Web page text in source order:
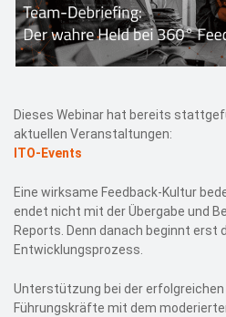
Dieses Webinar hat bereits
aktuellen Veranstaltungen:
ITO-Events
Eine wirksame Feedback-Kultur
endet nicht mit der Übergabe und
Reports. Denn danach beginnt erst
Entwicklungsprozess.
Unterstützung bei der
Führungskräfte mit dem